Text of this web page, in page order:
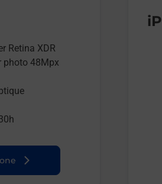
Retina XDR
photo 48Mpx